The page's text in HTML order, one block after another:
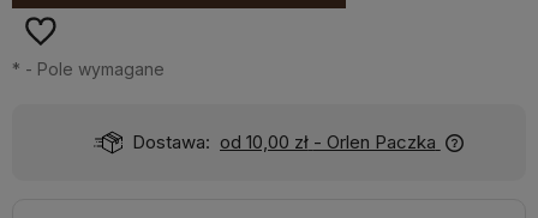
* - Pole wymagane
Dostawa: od 10,00 zł - Orlen Paczka